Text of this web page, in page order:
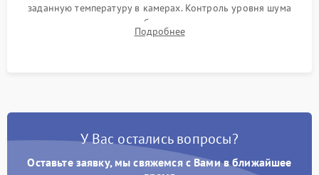
заданную температуру в камерах. Контроль уровня шума
компрессора, отсутствия обмерзания стенок и корректного
срабатывания системы автоматической оттайки.
Подробнее
У Вас остались вопросы?
Оставьте заявку, мы свяжемся с Вами в ближайшее